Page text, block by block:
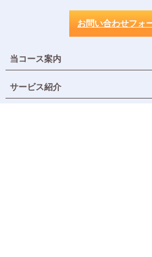
お問い合わせフォ
当コース案内
サービス紹介